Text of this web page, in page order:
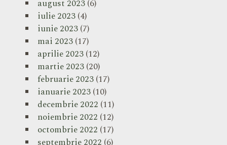
august 2023(6)
iulie 2023(4)
iunie 2023(7)
mai 2023(17)
aprilie 2023(12)
martie 2023(20)
februarie 2023(17)
ianuarie 2023(10)
decembrie 2022 (11)
noiembrie 2022 (12)
octombrie 2022 (17)